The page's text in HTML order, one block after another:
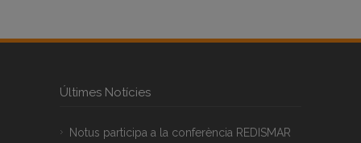
Últimes Notícies
Notus participa a la conferència REDISMAR